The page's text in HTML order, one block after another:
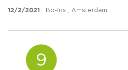
12/2/2021 Bo-Iris , Amsterdam
9